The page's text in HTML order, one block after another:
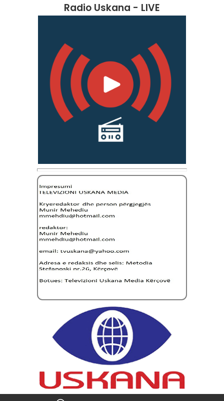
Radio Uskana - LIVE